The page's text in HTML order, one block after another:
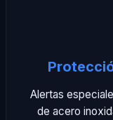
Alertas
de acero